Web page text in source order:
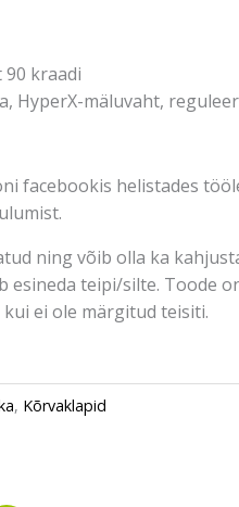
kraadi
HyperX-mäluvaht,
facebookis helistades
ning võib olla ka
esineda teipi/silte. Toode
ei ole märgitud teisiti.
, Kõrvaklapid